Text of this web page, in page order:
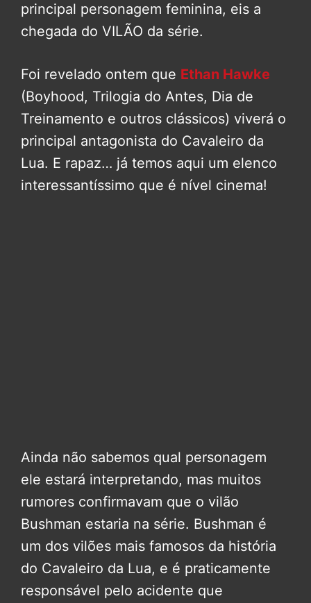
principal personagem feminina, eis a
chegada do VILÃO da série.
Foi revelado ontem que Ethan Hawke
(Boyhood, Trilogia do Antes, Dia de
Treinamento e outros clássicos) viverá o
principal antagonista do Cavaleiro da
Lua. E rapaz… já temos aqui um elenco
interessantíssimo que é nível cinema!
Ainda não sabemos qual personagem
ele estará interpretando, mas muitos
rumores confirmavam que o vilão
Bushman estaria na série. Bushman é
um dos vilões mais famosos da história
do Cavaleiro da Lua, e é praticamente
responsável pelo acidente que